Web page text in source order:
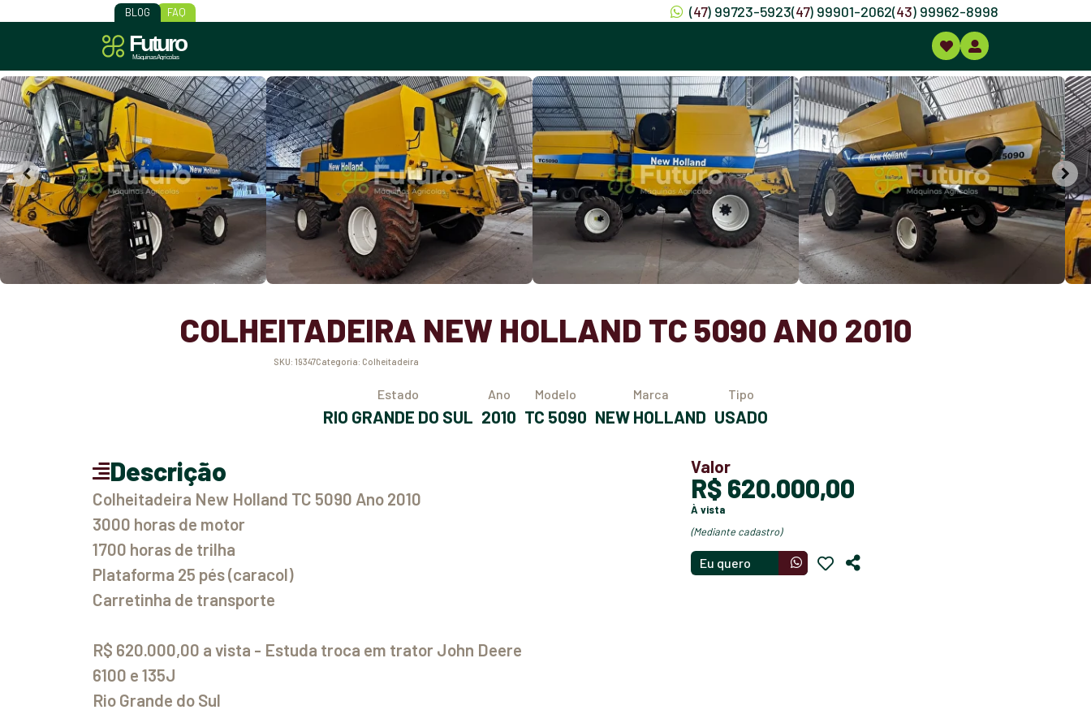
BLOG FAQ (47) 99723-5923(47) 99901-2062(43) 99962-8998
COLHEITADEIRA NEW HOLLAND TC 5090 ANO 2010
SKU: 19347 Categoria: Colheitadeira
Estado
RIO GRANDE DO SUL
Ano
2010
Modelo
TC 5090
Marca
NEW HOLLAND
Tipo
USADO
Descrição
Colheitadeira New Holland TC 5090 Ano 2010
3000 horas de motor
1700 horas de trilha
Plataforma 25 pés (caracol)
Carretinha de transporte
R$ 620.000,00 a vista - Estuda troca em trator John Deere
6100 e 135J
Rio Grande do Sul
Valor
R$ 620.000,00
à vista
(mediante cadastro)
Eu quero